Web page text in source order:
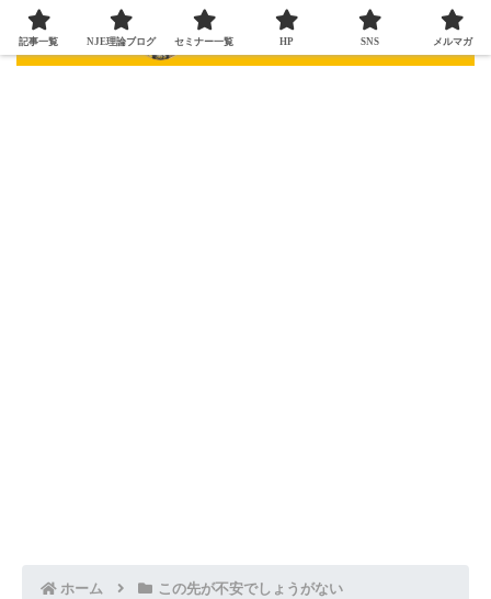
ホーム この先が不安でしょうがない
記事一覧 NJE理論ブログ セミナー一覧 HP SNS メルマガ